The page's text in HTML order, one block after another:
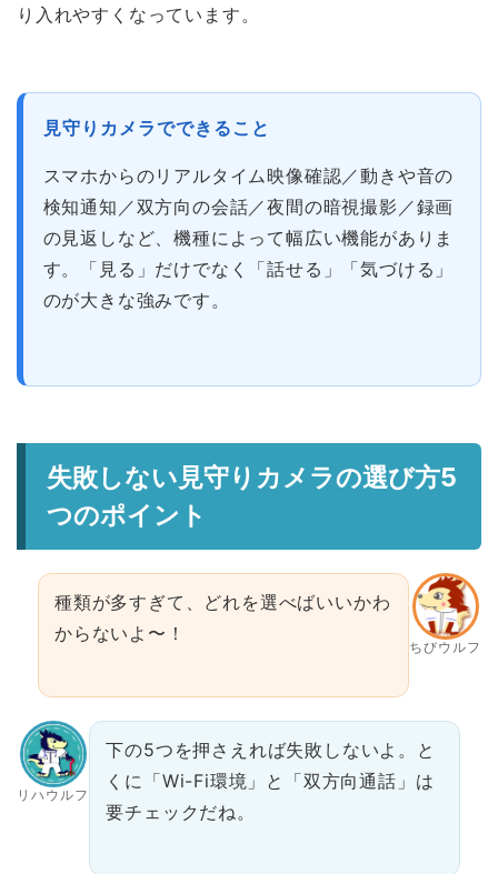
り入れやすくなっています。
見守りカメラでできること
スマホからのリアルタイム映像確認／動きや音の
検知通知／双方向の会話／夜間の暗視撮影／録画
の見返しなど、機種によって幅広い機能がありま
す。「見る」だけでなく「話せる」「気づける」
のが大きな強みです。
失敗しない見守りカメラの選び方5
つのポイント
ちびウルフ
種類が多すぎて、どれを選べばいいかわ
からないよ〜！
リハウルフ
下の5つを押さえれば失敗しないよ。と
くに「Wi-Fi環境」と「双方向通話」は
要チェックだね。